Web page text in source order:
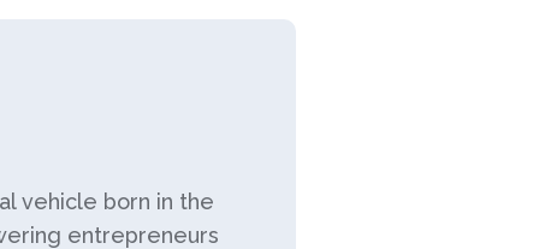
vehicle born in the
entrepreneurs